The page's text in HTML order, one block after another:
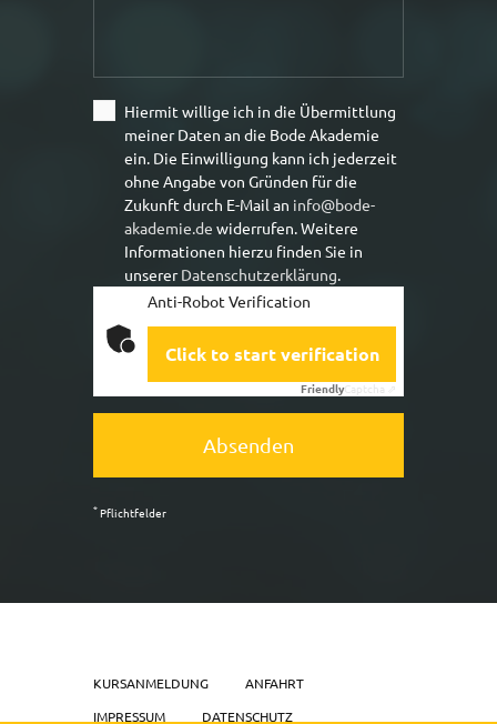
c
Hiermit willige ich in die Übermittlung
meiner Daten an die Bode Akademie
ein. Die Einwilligung kann ich jederzeit
ohne Angabe von Gründen für die
Zukunft durch E-Mail an info@bode-
akademie.de widerrufen. Weitere
Informationen hierzu finden Sie in
unsererDatenschutzerklärung
Anti-Robot Verification
Click to start verification
FriendlyCaptcha ⇗
Absenden
*Pflichtfelder
KURSANMELDUNG
ANFAHRT
IMPRESSUM
DATENSCHUTZ